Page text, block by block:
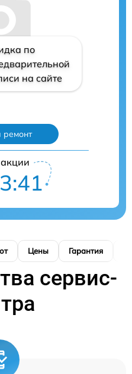
по
на сайте
Цены Гарантия
сервис-